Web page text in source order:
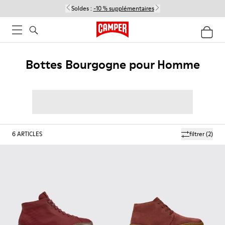
Soldes : -10 % supplémentaires
Bottes Bourgogne pour Homme
filtrer(2)
6ARTICLES